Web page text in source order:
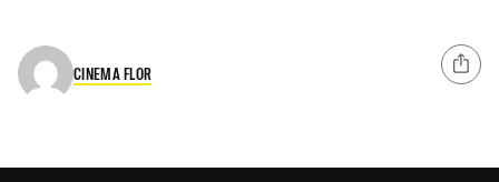
CINEMA FLOR